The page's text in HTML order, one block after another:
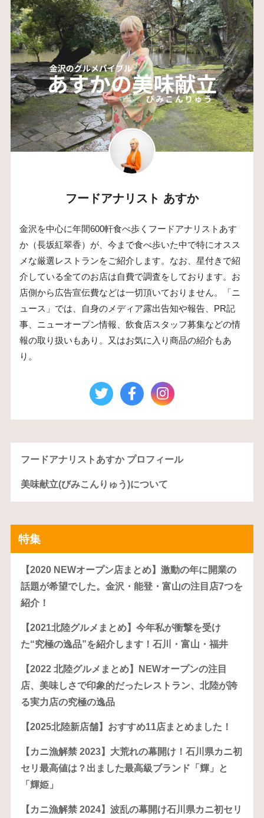
フードアナリスト あすか
金沢を中心に年間600軒食べ歩くフードアナリストあす
か（長坂紅翠香）が、今まで食べ歩いた中で特にオスス
メな厳選レストランをご紹介します。なお、星付きで紹
介している全てのお店は自費で調査をしております。お
店側から広告宣伝費などは一切頂いておりません。「ニ
ュース」では、自身のメディア露出告知や報告、PR記
事、ニューオープン情報、飲食店スタッフ募集などの情
報の取り扱いもあり。又はお気に入り商品の紹介もあ
り。
フードアナリストあすか プロフィール
美味献立(びみこんりゅう)について
特集
【2020 NEWオープン店まとめ】激動の年に開業の
話題が希望でした。金沢・能登・富山の注目店7つを
紹介！
【2021北陸グルメまとめ】今年私が衝撃を受け
た“究極の逸品”を紹介します！石川・富山・福井
【2022 北陸グルメまとめ】NEWオープンの注目
店、美味しさで印象的だったレストラン、北陸が誇
る実力店の究極の逸品
【2025北陸新店舗】おすすめ11店まとめました！
【カニ漁解禁 2023】大荒れの幕開け！石川県カニ初
セリ最高値は？出ました最高級ブランド「輝」と
「輝姫」
【カニ漁解禁 2024】波乱の幕開け石川県カニ初セリ